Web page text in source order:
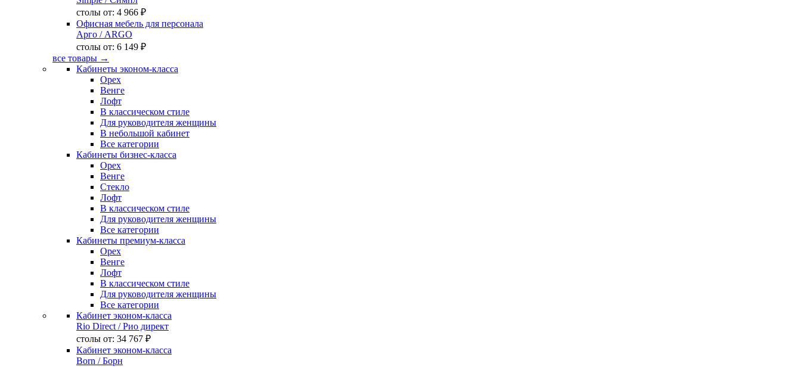
столы от: 4 966 ₽
Офисная мебель для персонала
Арго / ARGO
столы от: 6 149 ₽
все товары →
Кабинеты эконом-класса
Орех
Венге
Лофт
В классическом стиле
Для руководителя женщины
В небольшой кабинет
Все категории
Кабинеты бизнес-класса
Орех
Венге
Стекло
Лофт
В классическом стиле
Для руководителя женщины
Все категории
Кабинеты премиум-класса
Орех
Венге
Лофт
В классическом стиле
Для руководителя женщины
Все категории
Кабинет эконом-класса
Rio Direct / Рио директ
столы от: 34 767 ₽
Кабинет эконом-класса
Born / Борн